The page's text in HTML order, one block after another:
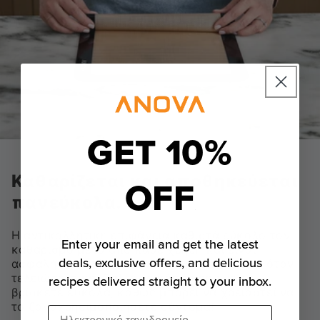
Καθαρίζεται και αποθηκεύεται
πανεύκολα.
Η αντικολλητική επιφάνεια καθιστά εύκολο τον
καθαρισμό μετά από κάθε χρήση και είναι
ασφαλής στο πλυντήριο πιάτων. Τυλίξτε το όταν
τελειώσετε και βάλτε το κάπου που να το
βρίσκετε εύκολα, καθώς μπορεί να χρειαστεί να
το ξαναχρησιμοποιήσετε σύντομα!
GET 10%
OFF
Enter your email and get the latest
deals, exclusive offers, and delicious
recipes delivered straight to your inbox.
Ηλεκτρονικό ταχυδρομείο